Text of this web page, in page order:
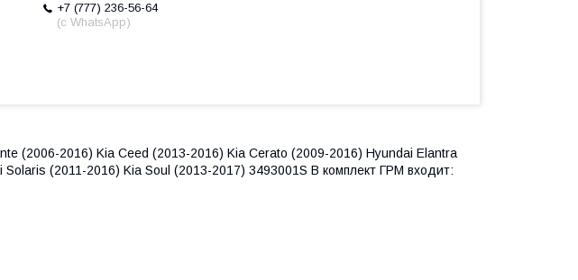
+7 (777) 236-56-64
(с WhatsApp)
(2006-2016) Kia Ceed (2013-2016) Kia Cerato (2009-2016) Hyundai Elantra
(2011-2016) Kia Soul (2013-2017) 3493001S В комплект ГРМ входит: